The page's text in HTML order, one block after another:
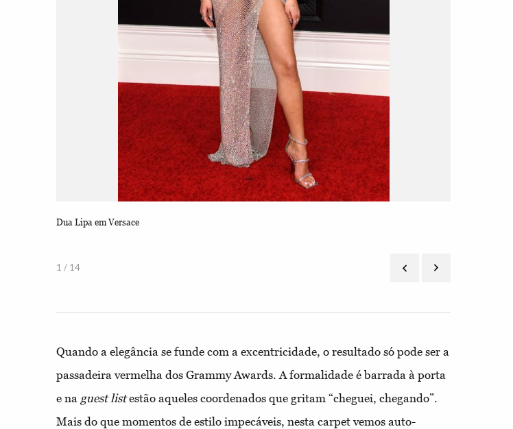
Dua Lipa em Versace
1 / 14
Quando a elegância se funde com a excentricidade, o resultado só pode ser a
passadeira vermelha dos Grammy Awards. A formalidade é barrada à porta
e na guest listestão aqueles coordenados que gritam “cheguei, chegando”.
Mais do que momentos de estilo impecáveis, nesta carpet vemos auto-